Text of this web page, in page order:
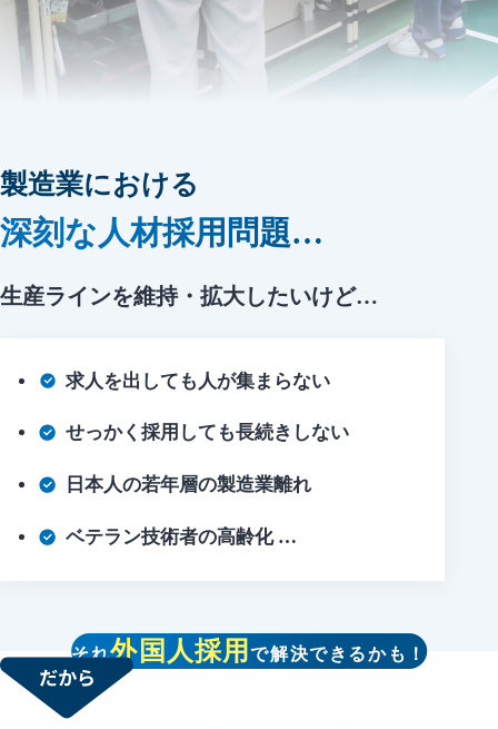
製造業における
深刻な人材採用問題…
生産ラインを維持・拡大したいけど…
求人を出しても人が集まらない
せっかく採用しても長続きしない
日本人の若年層の製造業離れ
ベテラン技術者の高齢化 …
それ外国人採用で解決できるかも！